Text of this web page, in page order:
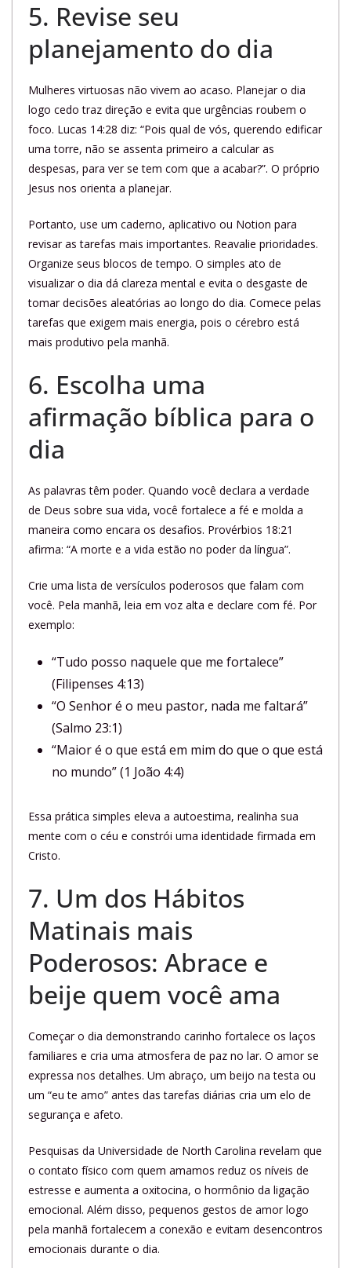
5. Revise seu
planejamento do dia
Mulheres virtuosas não vivem ao acaso. Planejar o dia
logo cedo traz direção e evita que urgências roubem o
foco. Lucas 14:28 diz: “Pois qual de vós, querendo edificar
uma torre, não se assenta primeiro a calcular as
despesas, para ver se tem com que a acabar?”. O próprio
Jesus nos orienta a planejar.
Portanto, use um caderno, aplicativo ou Notion para
revisar as tarefas mais importantes. Reavalie prioridades.
Organize seus blocos de tempo. O simples ato de
visualizar o dia dá clareza mental e evita o desgaste de
tomar decisões aleatórias ao longo do dia. Comece pelas
tarefas que exigem mais energia, pois o cérebro está
mais produtivo pela manhã.
6. Escolha uma
afirmação bíblica para o
dia
As palavras têm poder. Quando você declara a verdade
de Deus sobre sua vida, você fortalece a fé e molda a
maneira como encara os desafios. Provérbios 18:21
afirma: “A morte e a vida estão no poder da língua”.
Crie uma lista de versículos poderosos que falam com
você. Pela manhã, leia em voz alta e declare com fé. Por
exemplo:
“Tudo posso naquele que me fortalece”
(Filipenses 4:13)
“O Senhor é o meu pastor, nada me faltará”
(Salmo 23:1)
“Maior é o que está em mim do que o que está
no mundo” (1 João 4:4)
Essa prática simples eleva a autoestima, realinha sua
mente com o céu e constrói uma identidade firmada em
Cristo.
7. Um dos Hábitos
Matinais mais
Poderosos: Abrace e
beije quem você ama
Começar o dia demonstrando carinho fortalece os laços
familiares e cria uma atmosfera de paz no lar. O amor se
expressa nos detalhes. Um abraço, um beijo na testa ou
um “eu te amo” antes das tarefas diárias cria um elo de
segurança e afeto.
Pesquisas da Universidade de North Carolina revelam que
o contato físico com quem amamos reduz os níveis de
estresse e aumenta a oxitocina, o hormônio da ligação
emocional. Além disso, pequenos gestos de amor logo
pela manhã fortalecem a conexão e evitam desencontros
emocionais durante o dia.